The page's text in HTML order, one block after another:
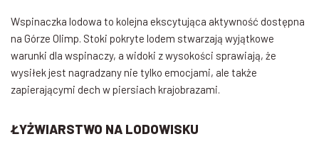
Wspinaczka lodowa to kolejna ekscytująca aktywność dostępna
na Górze Olimp. Stoki pokryte lodem stwarzają wyjątkowe
warunki dla wspinaczy, a widoki z wysokości sprawiają, że
wysiłek jest nagradzany nie tylko emocjami, ale także
zapierającymi dech w piersiach krajobrazami.
ŁYŻWIARSTWO NA LODOWISKU